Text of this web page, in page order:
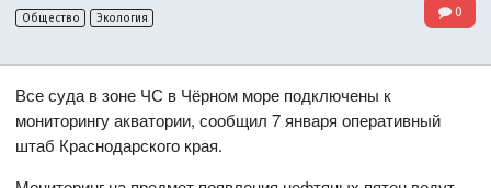
Общество Экология 0
Все суда в зоне ЧС в Чёрном море подключены к
мониторингу акватории, сообщил 7 января оперативный
штаб Краснодарского края.